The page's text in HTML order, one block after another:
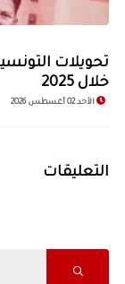
خلال 2025
الأحد 02 أغسطس 2026
التعليقات